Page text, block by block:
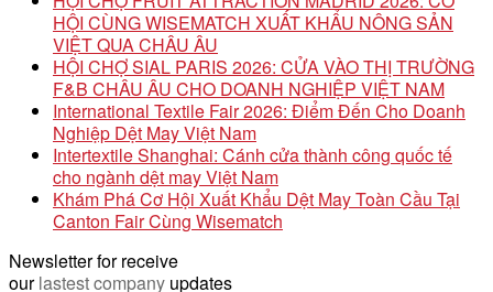
HỘI CÙNG WISEMATCH XUẤT KHẨU NÔNG SẢN
VIỆT QUA CHÂU ÂU
HỘI CHỢ SIAL PARIS 2026: CỬA VÀO THỊ TRƯỜNG
F&B CHÂU ÂU CHO DOANH NGHIỆP VIỆT NAM
International Textile Fair 2026: Điểm Đến Cho Doanh
Nghiệp Dệt May Việt Nam
Intertextile Shanghai: Cánh cửa thành công quốc tế
cho ngành dệt may Việt Nam
Khám Phá Cơ Hội Xuất Khẩu Dệt May Toàn Cầu Tại
Canton Fair Cùng Wisematch
Newsletter for receive
ourlastest company updates